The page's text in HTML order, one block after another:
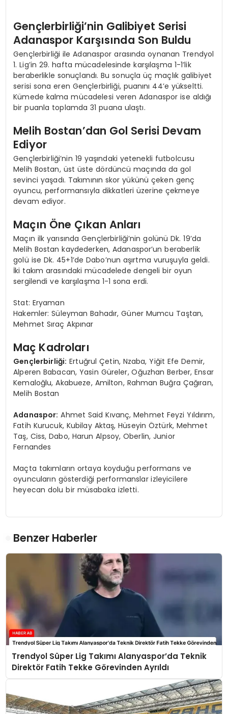
Gençlerbirliği’nin Galibiyet Serisi
Adanaspor Karşısında Son Buldu
Gençlerbirliği ile Adanaspor arasında oynanan Trendyol
1. Lig’in 29. hafta mücadelesinde karşılaşma 1-1’lik
beraberlikle sonuçlandı. Bu sonuçla üç maçlık galibiyet
serisi sona eren Gençlerbirliği, puanını 44’e yükseltti.
Kümede kalma mücadelesi veren Adanaspor ise aldığı
bir puanla toplamda 31 puana ulaştı.
Melih Bostan’dan Gol Serisi Devam
Ediyor
Gençlerbirliği’nin 19 yaşındaki yetenekli futbolcusu
Melih Bostan, üst üste dördüncü maçında da gol
sevinci yaşadı. Takımının skor yükünü çeken genç
oyuncu, performansıyla dikkatleri üzerine çekmeye
devam ediyor.
Maçın Öne Çıkan Anları
Maçın ilk yarısında Gençlerbirliği’nin golünü Dk. 19’da
Melih Bostan kaydederken, Adanaspor’un beraberlik
golü ise Dk. 45+1’de Dabo’nun aşırtma vuruşuyla geldi.
İki takım arasındaki mücadelede dengeli bir oyun
sergilendi ve karşılaşma 1-1 sona erdi.
Stat: Eryaman
Hakemler: Süleyman Bahadır, Güner Mumcu Taştan,
Mehmet Sıraç Akpınar
Maç Kadroları
Gençlerbirliği: Ertuğrul Çetin, Nzaba, Yiğit Efe Demir,
Alperen Babacan, Yasin Güreler, Oğuzhan Berber, Ensar
Kemaloğlu, Akabueze, Amilton, Rahman Buğra Çağıran,
Melih Bostan
Adanaspor: Ahmet Said Kıvanç, Mehmet Feyzi Yıldırım,
Fatih Kurucuk, Kubilay Aktaş, Hüseyin Öztürk, Mehmet
Taş, Ciss, Dabo, Harun Alpsoy, Oberlin, Junior
Fernandes
Maçta takımların ortaya koyduğu performans ve
oyuncuların gösterdiği performanslar izleyicilere
heyecan dolu bir müsabaka izletti.
Benzer Haberler
Trendyol Süper Lig Takımı Alanyaspor’da Teknik
Direktör Fatih Tekke Görevinden Ayrıldı